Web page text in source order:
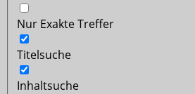
Nur Exakte Treffer
Titelsuche
Inhaltsuche